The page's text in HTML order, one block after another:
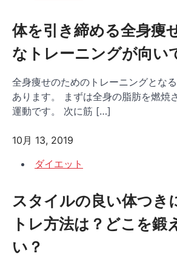
体を引き締める全身痩
なトレーニングが向い
全身痩せのためのトレーニングとな
あります。 まずは全身の脂肪を燃焼
運動です。 次に筋 […]
10月 13, 2019
ダイエット
スタイルの良い体つき
トレ方法は？どこを鍛
い？